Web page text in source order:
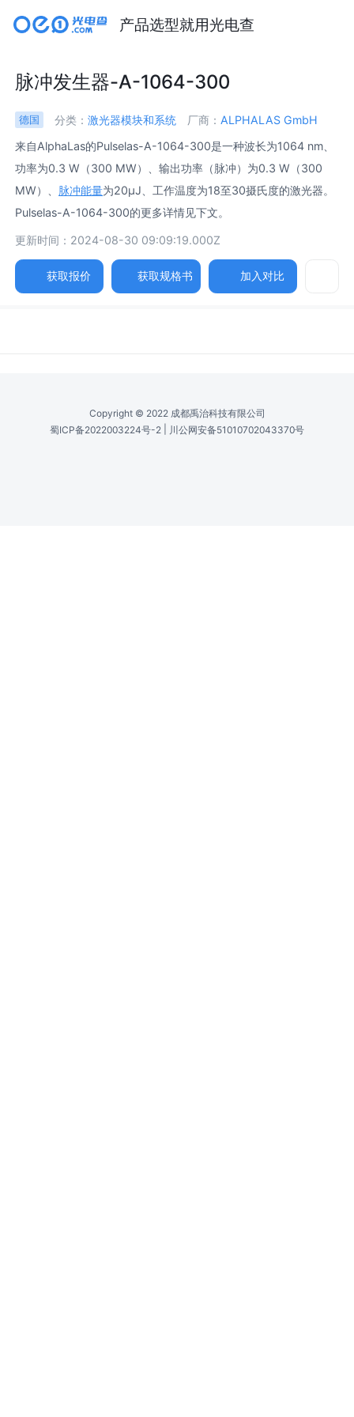
产品选型就用光电查
脉冲发生器-A-1064-300
德国 分类： 激光器模块和系统 厂商： ALPHALAS GmbH
来自AlphaLas的Pulselas-A-1064-300是一种波长为1064 nm、
功率为0.3 W（300 MW）、输出功率（脉冲）为0.3 W（300
MW）、 脉冲能量为20µJ、工作温度为18至30摄氏度的激光器。
Pulselas-A-1064-300的更多详情见下文。
更新时间：2024-08-30 09:09:19.000Z
获取报价 获取规格书 加入对比
Copyright © 2022 成都禹治科技有限公司
蜀ICP备2022003224号-2
川公网安备51010702043370号